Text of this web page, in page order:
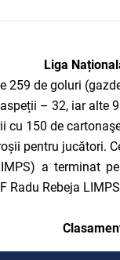
Liga
259 de goluri
– 32, iar alte
150 de
pentru jucători.
a terminat
Radu Rebeja